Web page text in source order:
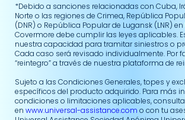
*Debido a sanciones relacionadas con Cuba,
Norte o las regiones de Crimea, República
(DNR) o República Popular de Lugansk (LNR)
Covermore debe cumplir las leyes aplicables.
nuestra capacidad para tramitar siniestros o
Cada caso será revisado individualmente. Por
“reintegro” a través de nuestra plataforma de
Sujeto a las Condiciones Generales, topes y
específicos del producto adquirido. Para más
condiciones o limitaciones aplicables, consulta
en www.universal-assistance.com o con tu